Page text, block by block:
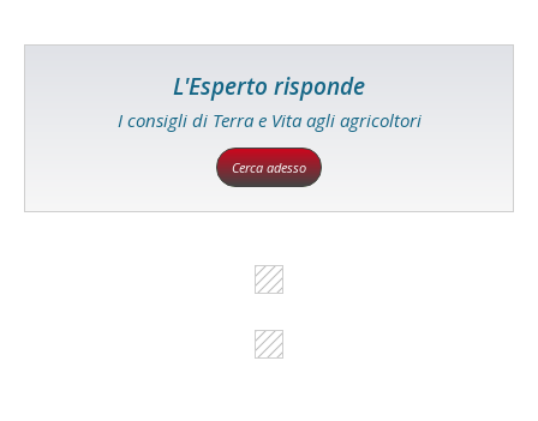
L'Esperto risponde
I consigli di Terra e Vita agli agricoltori
Cerca adesso